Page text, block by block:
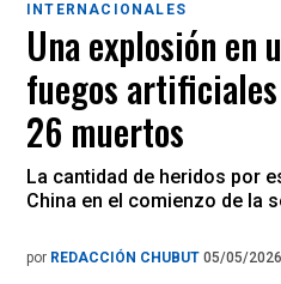
INTERNACIONALES
Una explosión en
fuegos
26 muertos
La cantidad de heridos por
China en el comienzo de la
por REDACCIÓN CHUBUT 05/05/